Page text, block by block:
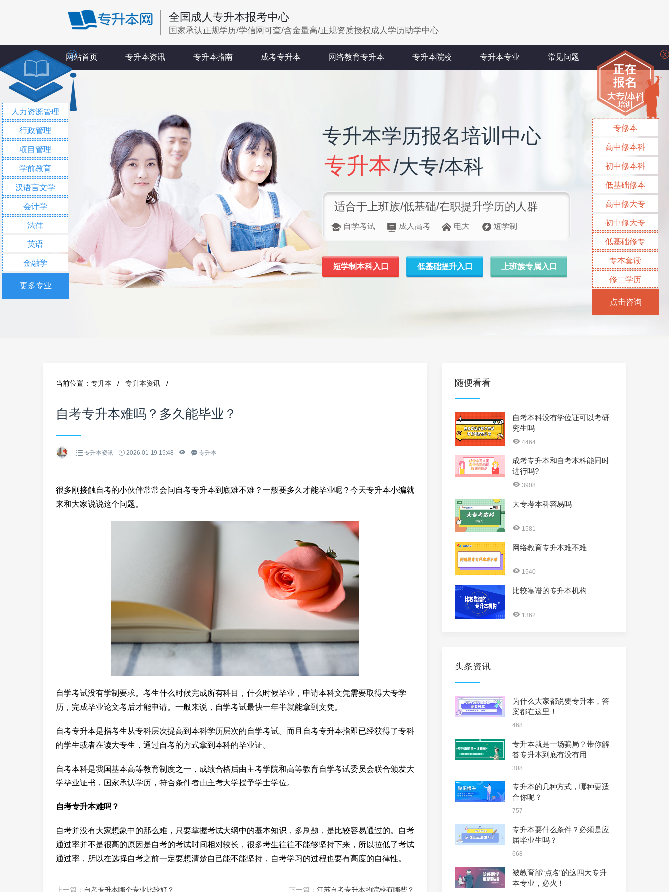
全国成人专升本报考中心
国家承认正规学历/学信网可查/含金量高/正规资质授权成人学历助学中心
网站首页 专升本资讯 专升本指南 成考专升本 网络教育专升本 专升本院校 专升本专业 常见问题
专升本学历报名培训中心
专升本/大专/本科
适合于上班族/低基础/在职提升学历的人群
自学考试 成人高考 电大 短学制
短学制本科入口 低基础提升入口 上班族专属入口
当前位置： 专升本 / 专升本资讯 /
自考专升本难吗？多久能毕业？
专升本资讯 2026-01-19 15:48 专升本
很多刚接触自考的小伙伴常常会问自考专升本到底难不难？一般要多久才能毕业呢？今天专升本小编就
来和大家说说这个问题。
自学考试没有学制要求。考生什么时候完成所有科目，什么时候毕业，申请本科文凭需要取得大专学
历，完成毕业论文考后才能申请。一般来说，自学考试最快一年半就能拿到文凭。
自考专升本是指考生从专科层次提高到本科学历层次的自学考试。而且自考专升本指即已经获得了专科
的学生或者在读大专生，通过自考的方式拿到本科的毕业证。
自考本科是我国基本高等教育制度之一，成绩合格后由主考学院和高等教育自学考试委员会联合颁发大
学毕业证书，国家承认学历，符合条件者由主考大学授予学士学位。
自考专升本难吗？
自考并没有大家想象中的那么难，只要掌握考试大纲中的基本知识，多刷题，是比较容易通过的。自考
通过率并不是很高的原因是自考的考试时间相对较长，很多考生往往不能够坚持下来，所以拉低了考试
通过率，所以在选择自考之前一定要想清楚自己能不能坚持，自考学习的过程也要有高度的自律性。
上一篇： 自考专升本哪个专业比较好？ 下一篇： 江苏自考专升本的院校有哪些？
随便看看
自考本科没有学位证可以考研
究生吗
4464
成考专升本和自考本科能同时
进行吗?
3908
大专考本科容易吗
1581
网络教育专升本难不难
1540
比较靠谱的专升本机构
1362
头条资讯
为什么大家都说要专升本，答
案都在这里！
468
专升本就是一场骗局？带你解
答专升本到底有没有用
308
专升本的几种方式，哪种更适
合你呢？
757
专升本要什么条件？必须是应
届毕业生吗？
668
被教育部“点名”的这四大专升
本专业，必火！
人力资源管理
行政管理
项目管理
学前教育
汉语言文学
会计学
法律
英语
金融学
更多专业
X
专修本
高中修本科
初中修本科
低基础修本
高中修大专
初中修大专
低基础修专
专本套读
修二学历
点击咨询
X